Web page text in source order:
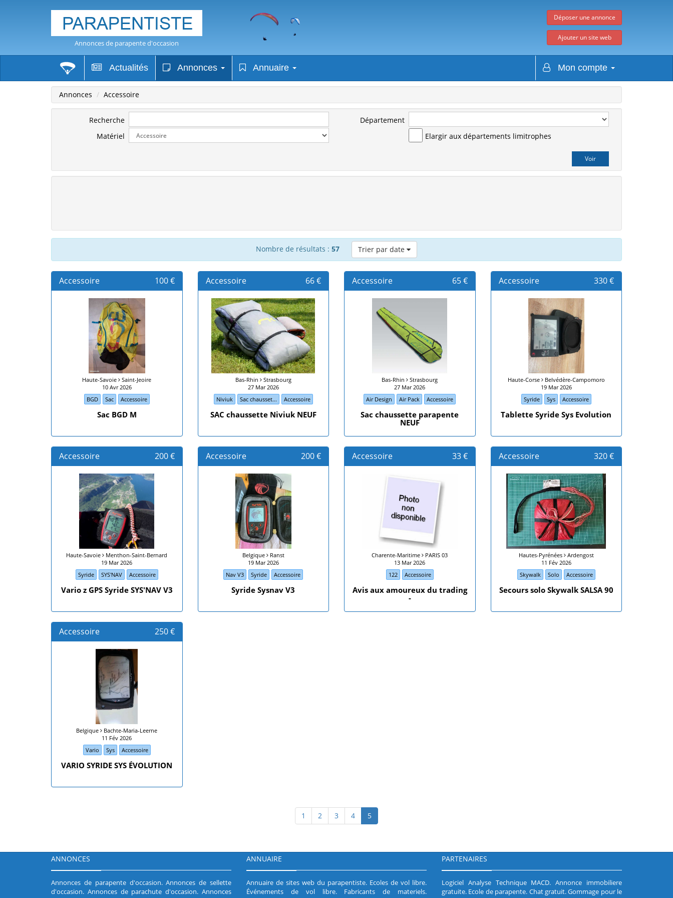
Annonces de parapente d'occasion
Déposer une annonce
Ajouter un site web
Actualités Annonces Annuaire Mon compte
Annonces Accessoire
Recherche
Matériel
Département
Elargir aux départements limitrophes
Nombre de résultats : 57 Trier par date
Accessoire 100 €
Haute-Savoie Saint-Jeoire
10 Avr 2026
BGD
Sac Accessoire
Sac BGD M
Accessoire 66 €
Bas-Rhin Strasbourg
27 Mar 2026
Niviuk
Sac chausset... Accessoire
SAC chaussette Niviuk NEUF
Accessoire 65 €
Bas-Rhin Strasbourg
27 Mar 2026
Air Design
Air Pack Accessoire
Sac chaussette parapente
NEUF
Accessoire 330 €
Haute-Corse Belvédère-Campomoro
19 Mar 2026
Syride
Sys Accessoire
Tablette Syride Sys Evolution
Accessoire 200 €
Haute-Savoie Menthon-Saint-Bernard
19 Mar 2026
Syride
SYS'NAV Accessoire
Vario z GPS Syride SYS'NAV V3
Accessoire 200 €
Belgique Ranst
19 Mar 2026
Nav V3
Syride Accessoire
Syride Sysnav V3
Accessoire 33 €
Charente-Maritime PARIS 03
13 Mar 2026
122
Accessoire
Avis aux amoureux du trading
-
Accessoire 320 €
Hautes-Pyrénées Ardengost
11 Fév 2026
Skywalk
Solo Accessoire
Secours solo Skywalk SALSA 90
Accessoire 250 €
Belgique Bachte-Maria-Leerne
11 Fév 2026
Vario
Sys Accessoire
VARIO SYRIDE SYS ÉVOLUTION
1 2 3 4 5
ANNONCES
Annonces de parapente d'occasion.Annonces de sellette
d'occasion. Annonces de parachute d'occasion.Annonces
ANNUAIRE
Annuaire de sites web du parapentiste. Ecoles de vol libre.
Événements de vol libre. Fabricants de materiels.
PARTENAIRES
Logiciel Analyse Technique MACD.Annonce immobiliere
gratuite. Ecole de parapente. Chat gratuit.Gommage pour le